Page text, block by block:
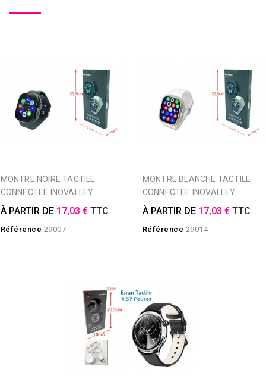
MONTRE NOIRE TACTILE
CONNECTEE INOVALLEY
À PARTIR DE 17,03 € TTC
Référence 29007
MONTRE BLANCHE TACTILE
CONNECTEE INOVALLEY
À PARTIR DE 17,03 € TTC
Référence 29014